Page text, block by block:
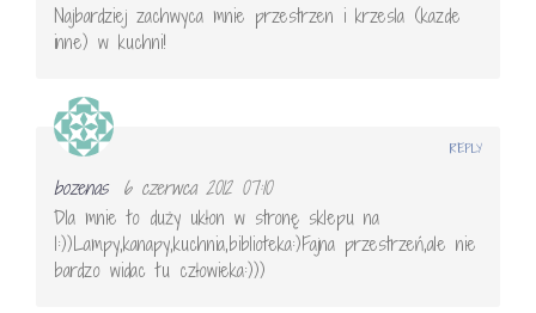
Najbardziej zachwyca mnie przestrzen i krzesla (kazde
inne) w kuchni!
bozenas
6 czerwca 2012 07:10
Dla mnie to duży ukłon w stronę sklepu na
I:))Lampy,kanapy,kuchnia,biblioteka:)Fajna przestrzeń,ale nie
bardzo widac tu człowieka:)))
REPLY